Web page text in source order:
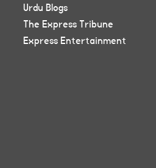
Urdu Blogs
The Express Tribune
Express Entertainment